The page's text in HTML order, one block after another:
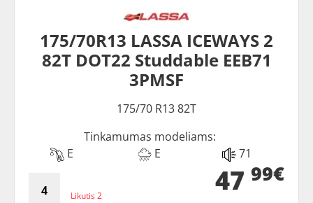
175/70R13 LASSA ICEWAYS 2
82T DOT22 Studdable EEB71
3PMSF
175/70 R13 82T
Tinkamumas modeliams:
E
E 71
Likutis 2 47 99€